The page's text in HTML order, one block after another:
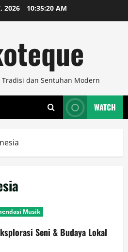
2026 10:35:21 AM
dan Sentuhan Modern
WATCH
Musik
Seni & Budaya Lokal